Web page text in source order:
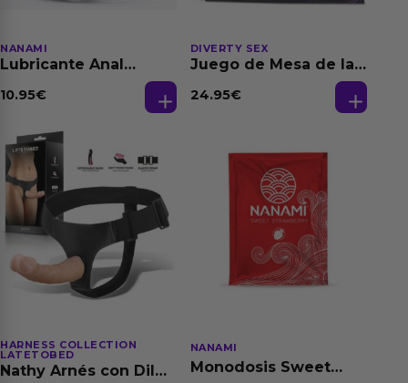
NANAMI
Lubricante Anal
Dilatación Base Agua
10.95€
DIVERTY SEX
Juego de Mesa de las
24.95€
HARNESS COLLECTION
LATETOBED
Nathy Arnés con Dildo
NANAMI
Monodosis Sweet